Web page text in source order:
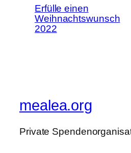
Erfülle einen
Weihnachtswunsch
2022
mealea.org
Private